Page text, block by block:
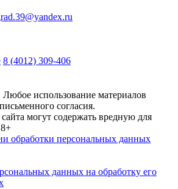
8 (4012) 309-406
использование материалов
согласия.
могут содержать вредную для
обработки персональных данных
данных на обработку его